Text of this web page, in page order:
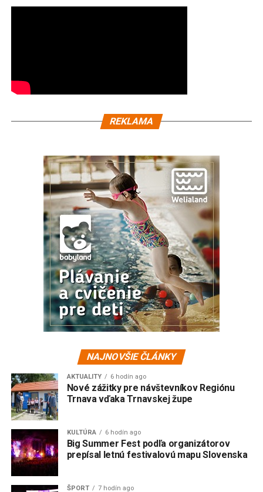
REKLAMA
NAJNOVŠIE ČLÁNKY
AKTUALITY 6 hodín ago
Nové zážitky pre návštevníkov Regiónu
Trnava vďaka Trnavskej župe
KULTÚRA 6 hodín ago
Big Summer Fest podľa organizátorov
prepísal letnú festivalovú mapu Slovenska
ŠPORT 7 hodín ago